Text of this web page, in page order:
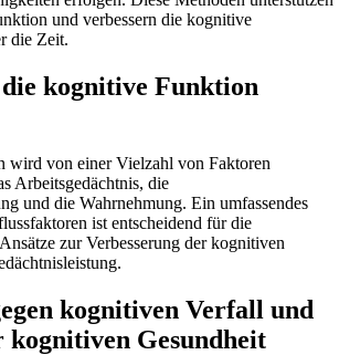
und verbessern die kognitive
die Zeit.
kognitive Funktion
wird von einer Vielzahl von Faktoren
Arbeitsgedächtnis, die
und die Wahrnehmung. Ein umfassendes
ist entscheidend für die
zur Verbesserung der kognitiven
kognitiven Verfall und
Gesundheit